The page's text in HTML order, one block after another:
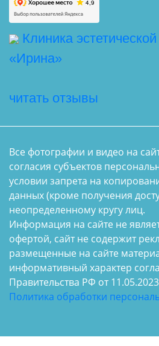
Клиника
«Ирина»
читать отзывы
Все фотографии и видео на
согласия субъектов
условии запрета на
данных (кроме получения
неопределенному кругу лиц.
Информация на сайте не
офертой, сайт не содержит
размещенные на сайте
информативный характер
Правительства РФ от
Политика обработки